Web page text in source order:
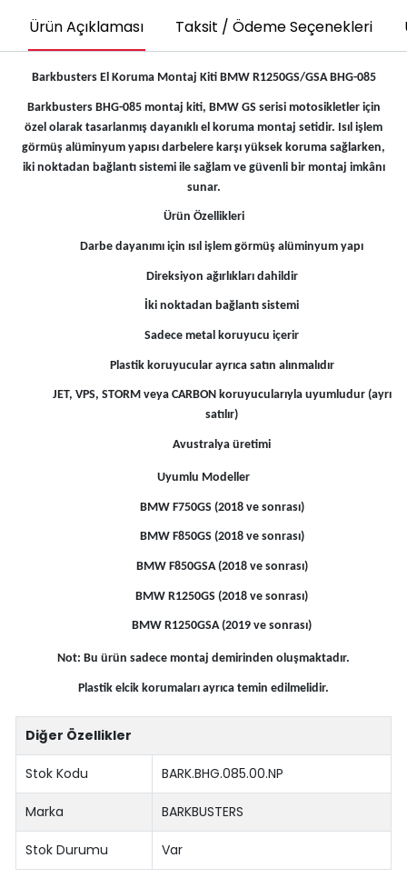
Ürün Açıklaması Taksit / Ödeme Seçenekleri
Barkbusters El Koruma Montaj Kiti BMW R1250GS/GSA BHG-085
Barkbusters BHG-085 montaj kiti, BMW GS serisi motosikletler için
özel olarak tasarlanmış dayanıklı el koruma montaj setidir. Isıl işlem
görmüş alüminyum yapısı darbelere karşı yüksek koruma sağlarken,
iki noktadan bağlantı sistemi ile sağlam ve güvenli bir montaj imkânı
sunar.
Ürün Özellikleri
Darbe dayanımı için ısıl işlem görmüş alüminyum yapı
Direksiyon ağırlıkları dahildir
İki noktadan bağlantı sistemi
Sadece metal koruyucu içerir
Plastik koruyucular ayrıca satın alınmalıdır
JET, VPS, STORM veya CARBON koruyucularıyla uyumludur (ayrı
satılır)
Avustralya üretimi
Uyumlu Modeller
BMW F750GS (2018 ve sonrası)
BMW F850GS (2018 ve sonrası)
BMW F850GSA (2018 ve sonrası)
BMW R1250GS (2018 ve sonrası)
BMW R1250GSA (2019 ve sonrası)
Not: Bu ürün sadece montaj demirinden oluşmaktadır.
Plastik elcik korumaları ayrıca temin edilmelidir.
Diğer Özellikler
Stok Kodu BARK.BHG.085.00.NP
Marka BARKBUSTERS
Stok Durumu Var